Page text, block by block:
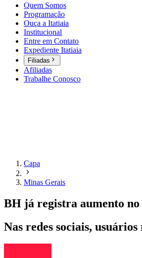
Quem Somos
Programação
Ouça a Itatiaia
Institucional
Entre em Contato
Expediente Itatiaia
Filiadas
Afiliadas
Trabalhe Conosco
Capa
Minas Gerais
BH já registra aumento no
Nas redes sociais,